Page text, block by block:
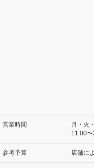
営業時間
月・火
11:00
参考予算 店舗に